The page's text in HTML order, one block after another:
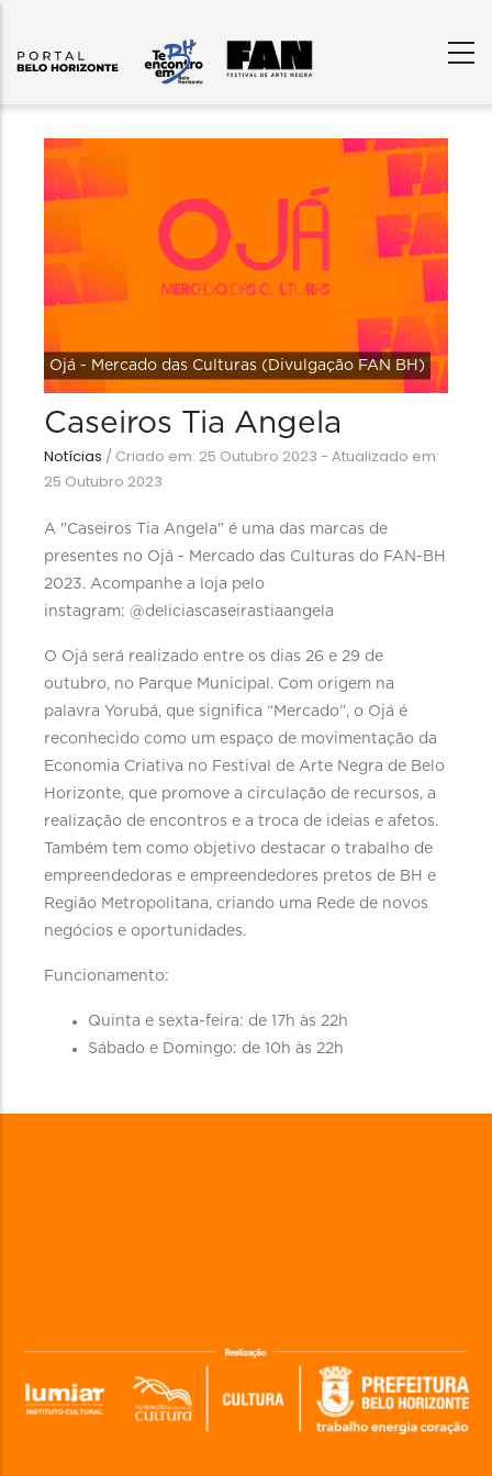
Ojá - Mercado das Culturas (Divulgação FAN BH)
Caseiros Tia Angela
Notícias / Criado em: 25 Outubro 2023 - Atualizado em:
25 Outubro 2023
A "Caseiros Tia Angela" é uma das marcas de
presentes no Ojá - Mercado das Culturas do FAN-BH
2023. Acompanhe a loja pelo
instagram: @deliciascaseirastiaangela
O Ojá será realizado entre os dias 26 e 29 de
outubro, no Parque Municipal. Com origem na
palavra Yorubá, que significa “Mercado”, o Ojá é
reconhecido como um espaço de movimentação da
Economia Criativa no Festival de Arte Negra de Belo
Horizonte, que promove a circulação de recursos, a
realização de encontros e a troca de ideias e afetos.
Também tem como objetivo destacar o trabalho de
empreendedoras e empreendedores pretos de BH e
Região Metropolitana, criando uma Rede de novos
negócios e oportunidades.
Funcionamento:
Quinta e sexta-feira: de 17h às 22h
Sábado e Domingo: de 10h às 22h